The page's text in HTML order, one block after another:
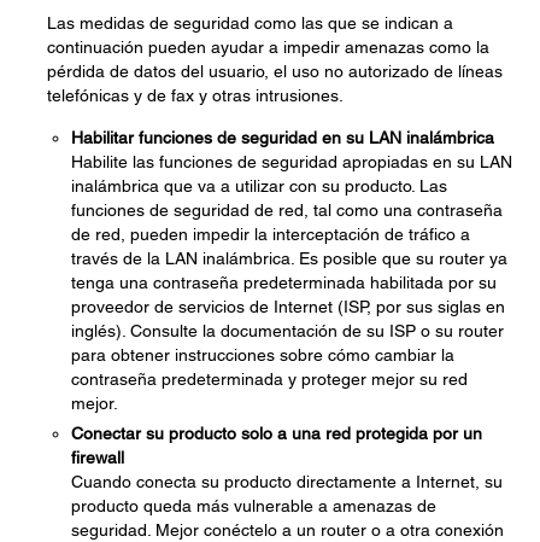
Las medidas de seguridad como las que se indican a
continuación pueden ayudar a impedir amenazas como la
pérdida de datos del usuario, el uso no autorizado de líneas
telefónicas y de fax y otras intrusiones.
Habilitar funciones de seguridad en su LAN inalámbrica
Habilite las funciones de seguridad apropiadas en su LAN
inalámbrica que va a utilizar con su producto. Las
funciones de seguridad de red, tal como una contraseña
de red, pueden impedir la interceptación de tráfico a
través de la LAN inalámbrica. Es posible que su router ya
tenga una contraseña predeterminada habilitada por su
proveedor de servicios de Internet (ISP, por sus siglas en
inglés). Consulte la documentación de su ISP o su router
para obtener instrucciones sobre cómo cambiar la
contraseña predeterminada y proteger mejor su red
mejor.
Conectar su producto solo a una red protegida por un
firewall
Cuando conecta su producto directamente a Internet, su
producto queda más vulnerable a amenazas de
seguridad. Mejor conéctelo a un router o a otra conexión